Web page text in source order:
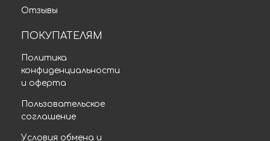
Отзывы
ПОКУПАТЕЛЯМ
Политика
конфиденциальности
и оферта
Пользовательское
соглашение
Условия обмена и